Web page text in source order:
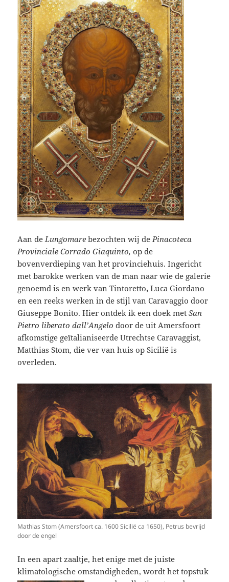
Aan de Lungomare bezochten wij de Pinacoteca
Provinciale Corrado Giaquinto, op de
bovenverdieping van het provinciehuis. Ingericht
met barokke werken van de man naar wie de galerie
genoemd is en werk van Tintoretto,Luca Giordano
en een reeks werken in de stijl van Caravaggio door
Giuseppe Bonito. Hier ontdek ik een doek metSan
Pietro liberato dall’Angelodoor de uit Amersfoort
afkomstige geïtalianiseerde Utrechtse Caravaggist,
Matthias Stom, die ver van huis op Sicilië is
overleden.
Mathias Stom (Amersfoort ca. 1600 Sicilië ca 1650), Petrus bevrijd
door de engel
In een apart zaaltje, het enige met de juiste
klimatologische omstandigheden, wordt het topstuk